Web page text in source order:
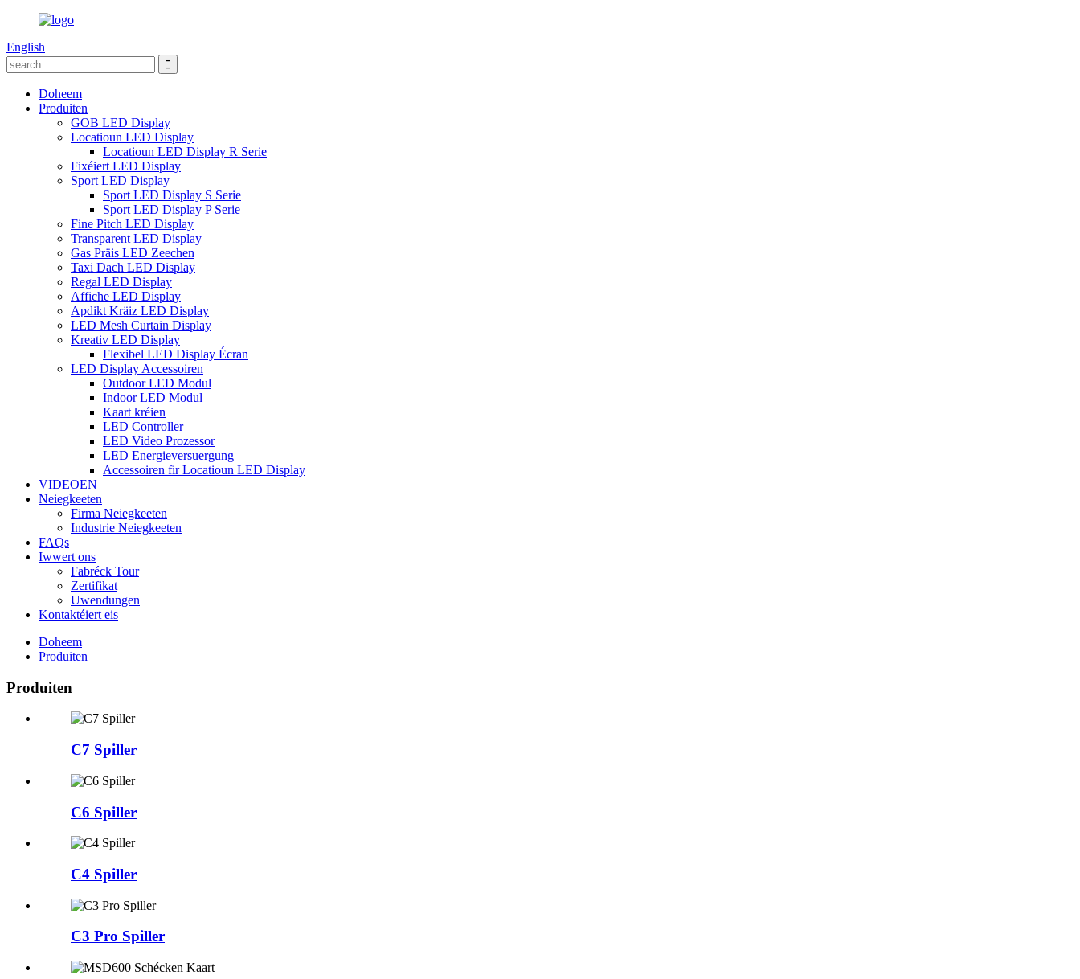
English
Doheem
Produiten
GOB LED Display
Locatioun LED Display
Locatioun LED Display R Serie
Fixéiert LED Display
Sport LED Display
Sport LED Display S Serie
Sport LED Display P Serie
Fine Pitch LED Display
Transparent LED Display
Gas Präis LED Zeechen
Taxi Dach LED Display
Regal LED Display
Affiche LED Display
Apdikt Kräiz LED Display
LED Mesh Curtain Display
Kreativ LED Display
Flexibel LED Display Écran
LED Display Accessoiren
Outdoor LED Modul
Indoor LED Modul
Kaart kréien
LED Controller
LED Video Prozessor
LED Energieversuergung
Accessoiren fir Locatioun LED Display
VIDEOEN
Neiegkeeten
Firma Neiegkeeten
Industrie Neiegkeeten
FAQs
Iwwert ons
Fabréck Tour
Zertifikat
Uwendungen
Kontaktéiert eis
Doheem
Produiten
Produiten
C7 Spiller
C6 Spiller
C4 Spiller
C3 Pro Spiller